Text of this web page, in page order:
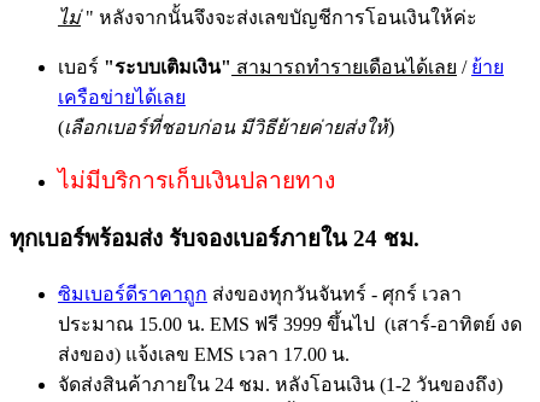
ไม่" หลังจากนั้นจึงจะส่งเลขบัญชีการโอนเงินให้ค่ะ
เบอร์ "ระบบเติมเงิน" สามารถทำรายเดือนได้เลย / ย้าย
เครือข่ายได้เลย
(เลือกเบอร์ที่ชอบก่อน มีวิธีย้ายค่ายส่งให้)
ไม่มีบริการเก็บเงินปลายทาง
ทุกเบอร์พร้อมส่ง รับจองเบอร์ภายใน 24 ชม.
ซิมเบอร์ดีราคาถูก ส่งของทุกวันจันทร์ - ศุกร์ เวลา
ประมาณ 15.00 น. EMS ฟรี 3999 ขึ้นไป (เสาร์-อาทิตย์ งด
ส่งของ) แจ้งเลข EMS เวลา 17.00 น.
จัดส่งสินค้าภายใน 24 ชม. หลังโอนเงิน (1-2 วันของถึง)